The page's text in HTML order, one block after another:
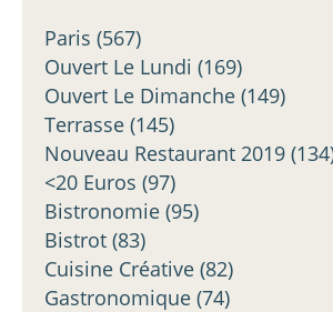
Paris (567)
Ouvert Le Lundi (169)
Ouvert Le Dimanche (149)
Terrasse (145)
Nouveau Restaurant 2019
<20 Euros (97)
Bistronomie (95)
Bistrot (83)
Cuisine Créative (82)
Gastronomique (74)